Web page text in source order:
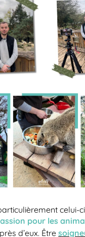
celui-
pour les
d’eux. Être